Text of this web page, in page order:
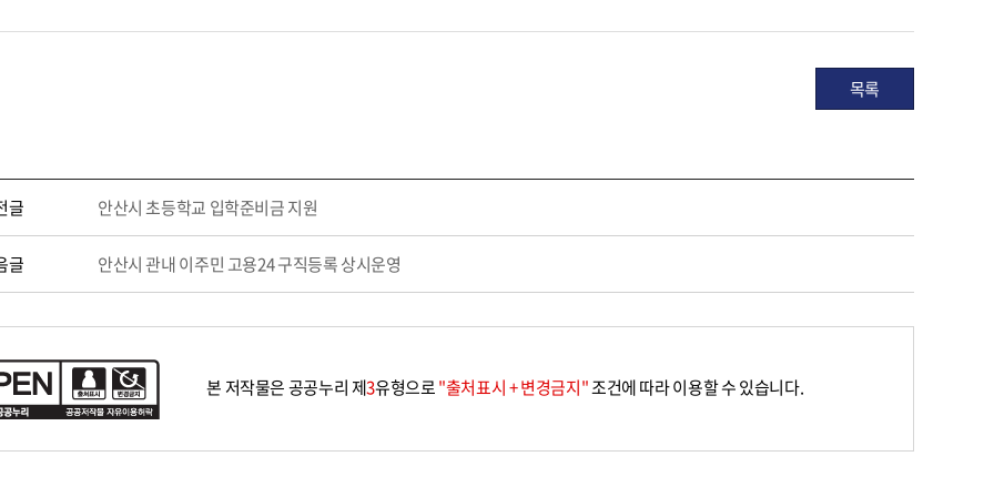
목록
글 안산시 초등학교 입학준비금 지원
글 안산시 관내 이주민 고용24 구직등록 상시운영
본 저작물은 공공누리 제3유형으로"출처표시 + 변경금지"조건에 따라 이용할 수 있습니다.